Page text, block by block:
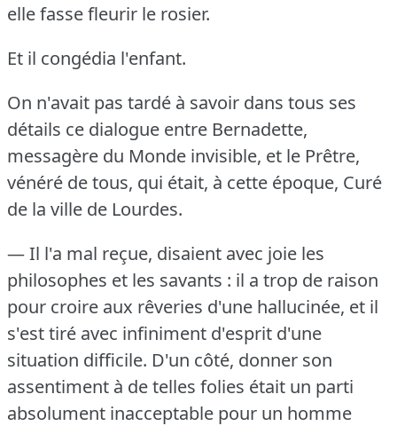
elle fasse fleurir le rosier.
Et il congédia l'enfant.
On n'avait pas tardé à savoir dans tous ses
détails ce dialogue entre Bernadette,
messagère du Monde invisible, et le Prêtre,
vénéré de tous, qui était, à cette époque, Curé
de la ville de Lourdes.
— Il l'a mal reçue, disaient avec joie les
philosophes et les savants : il a trop de raison
pour croire aux rêveries d'une hallucinée, et il
s'est tiré avec infiniment d'esprit d'une
situation difficile. D'un côté, donner son
assentiment à de telles folies était un parti
absolument inacceptable pour un homme